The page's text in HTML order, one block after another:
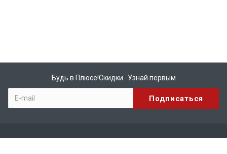
Будь в Плюсе!Скидки. Узнай первым